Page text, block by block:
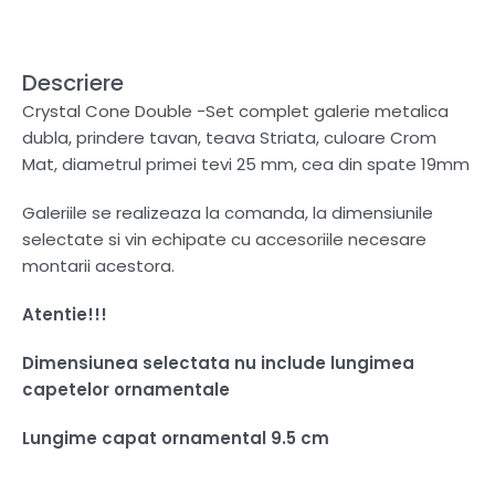
Descriere
Crystal Cone Double -Set complet galerie metalica
dubla, prindere tavan, teava Striata, culoare Crom
Mat, diametrul primei tevi 25 mm, cea din spate 19mm
Galeriile se realizeaza la comanda, la dimensiunile
selectate si vin echipate cu accesoriile necesare
montarii acestora.
Atentie!!!
Dimensiunea selectata nu include lungimea
capetelor ornamentale
Lungime capat ornamental 9.5 cm